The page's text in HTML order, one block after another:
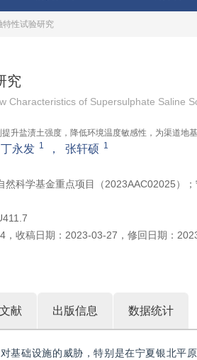
特性试验研究
究
Characteristics of Supersulphate Saline
升盐渍土强度，降低环境温度敏感性，为渠道地基
丁永发 1 ， 张轩硕 1
科学基金重点项目（2023AAC02025）
， 收稿日期： 2023-03-27 ， 修回日期：
献 出版信息 数据统计
基础设施的威胁，特别是在宁夏银北平